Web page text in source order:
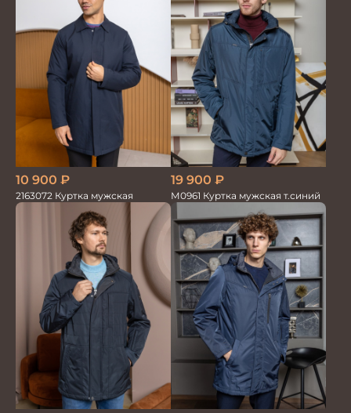
10 900 ₽
2163072 Куртка мужская
19 900 ₽
М0961 Куртка мужская т.синий